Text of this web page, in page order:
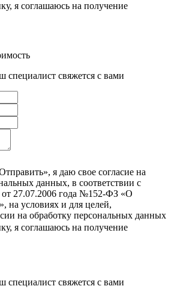
я соглашаюсь на получение
специалист свяжется с вами
я даю свое согласие на
данных, в соответствии с
27.07.2006 года №152-ФЗ «О
на условиях и для целей,
на обработку персональных данных
я соглашаюсь на получение
специалист свяжется с вами